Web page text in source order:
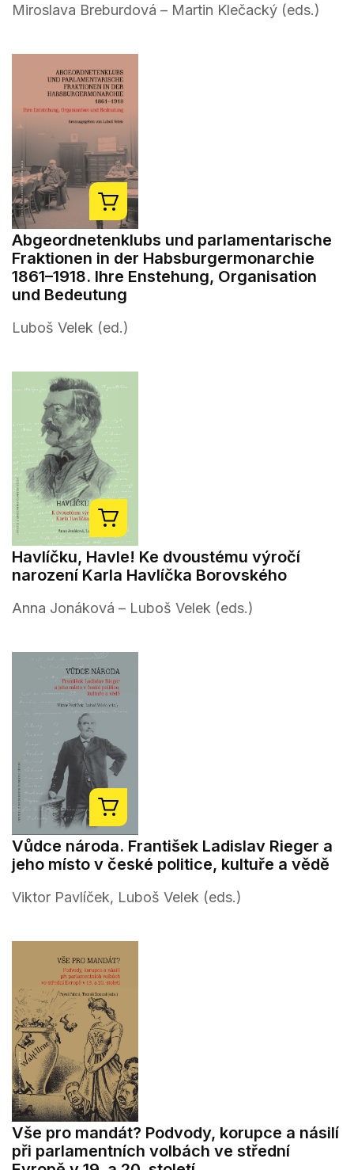
Miroslava Breburdová – Martin Klečacký (eds.)
Abgeordnetenklubs und parlamentarische
Fraktionen in der Habsburgermonarchie
1861–1918. Ihre Enstehung, Organisation
und Bedeutung
Luboš Velek (ed.)
Havlíčku, Havle! Ke dvoustému výročí
narození Karla Havlíčka Borovského
Anna Jonáková – Luboš Velek (eds.)
Vůdce národa. František Ladislav Rieger a
jeho místo v české politice, kultuře a vědě
Viktor Pavlíček, Luboš Velek (eds.)
Vše pro mandát? Podvody, korupce a násilí
při parlamentních volbách ve střední